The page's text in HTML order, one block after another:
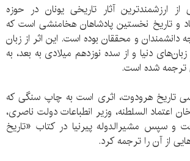
ارزشمندترین آثار تاریخی یونان در حوزه
و تاریخ نخستین پادشاهان هخامنشی است که
دانشمندان و محققان بوده است. این اثر از زبان
دنیا و از سده نوزدهم میلادی به بعد، به
ترجمه شده است.
تاریخ هرودوت، اثری است به چاپ سنگی که
السلطنه، وزیر انطباعات دولت ناصری،
و سپس مشیرالدوله پیرنیا در کتاب «تاریخ
از آن را ترجمه کرد.